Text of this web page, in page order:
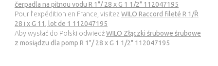
čerpadla na pitnou vodu R 1"/ 28 x G 1 1/2" 112047195
Pour l’expédition en France, visitez WILO Raccord fileté R 1/Ř
28 i x G 11, lot de 1 112047195
Aby wysłać do Polski odwiedźWILO Złączki śrubowe śrubowe
z mosiądzu dla pomp R 1"/ 28 x G 1 1/2" 112047195